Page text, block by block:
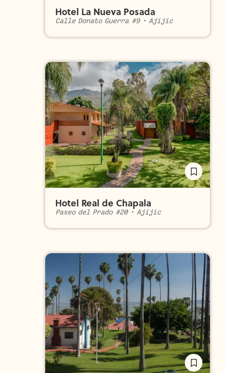
Hotel La Nueva Posada
Calle Donato Guerra #9•Ajijic
Hotel Real de Chapala
Paseo del Prado #20•Ajijic